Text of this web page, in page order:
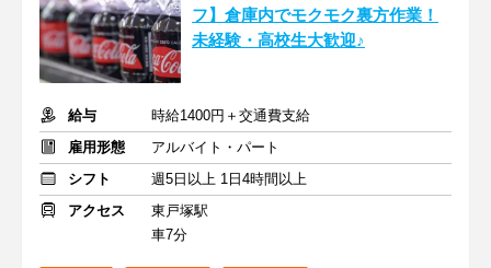
フ】倉庫内でモクモク裏方作業！
未経験・高校生大歓迎♪
給与
時給1400円＋交通費支給
雇用形態
アルバイト・パート
シフト
週5日以上 1日4時間以上
アクセス
東戸塚駅
車7分